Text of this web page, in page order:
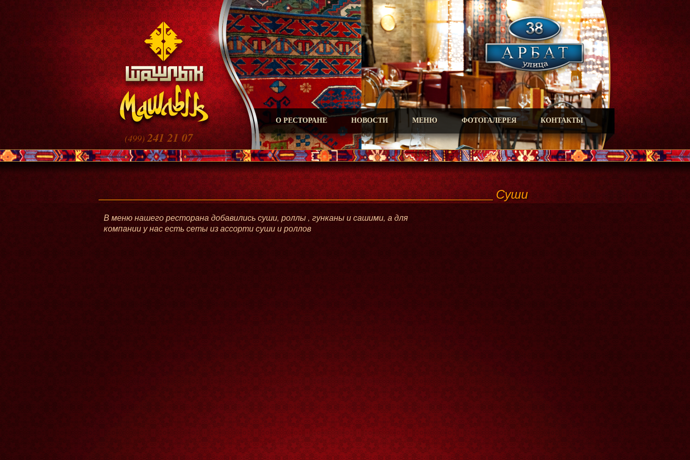
(499)241 21 07
О РЕСТОРАНЕ НОВОСТИ МЕНЮ ФОТОГАЛЕРЕЯ КОНТАКТЫ
________________________________________________________________ Суши
В меню нашего ресторана добавились суши, роллы , гунканы и сашими, а для
компании у нас есть сеты из ассорти суши и роллов